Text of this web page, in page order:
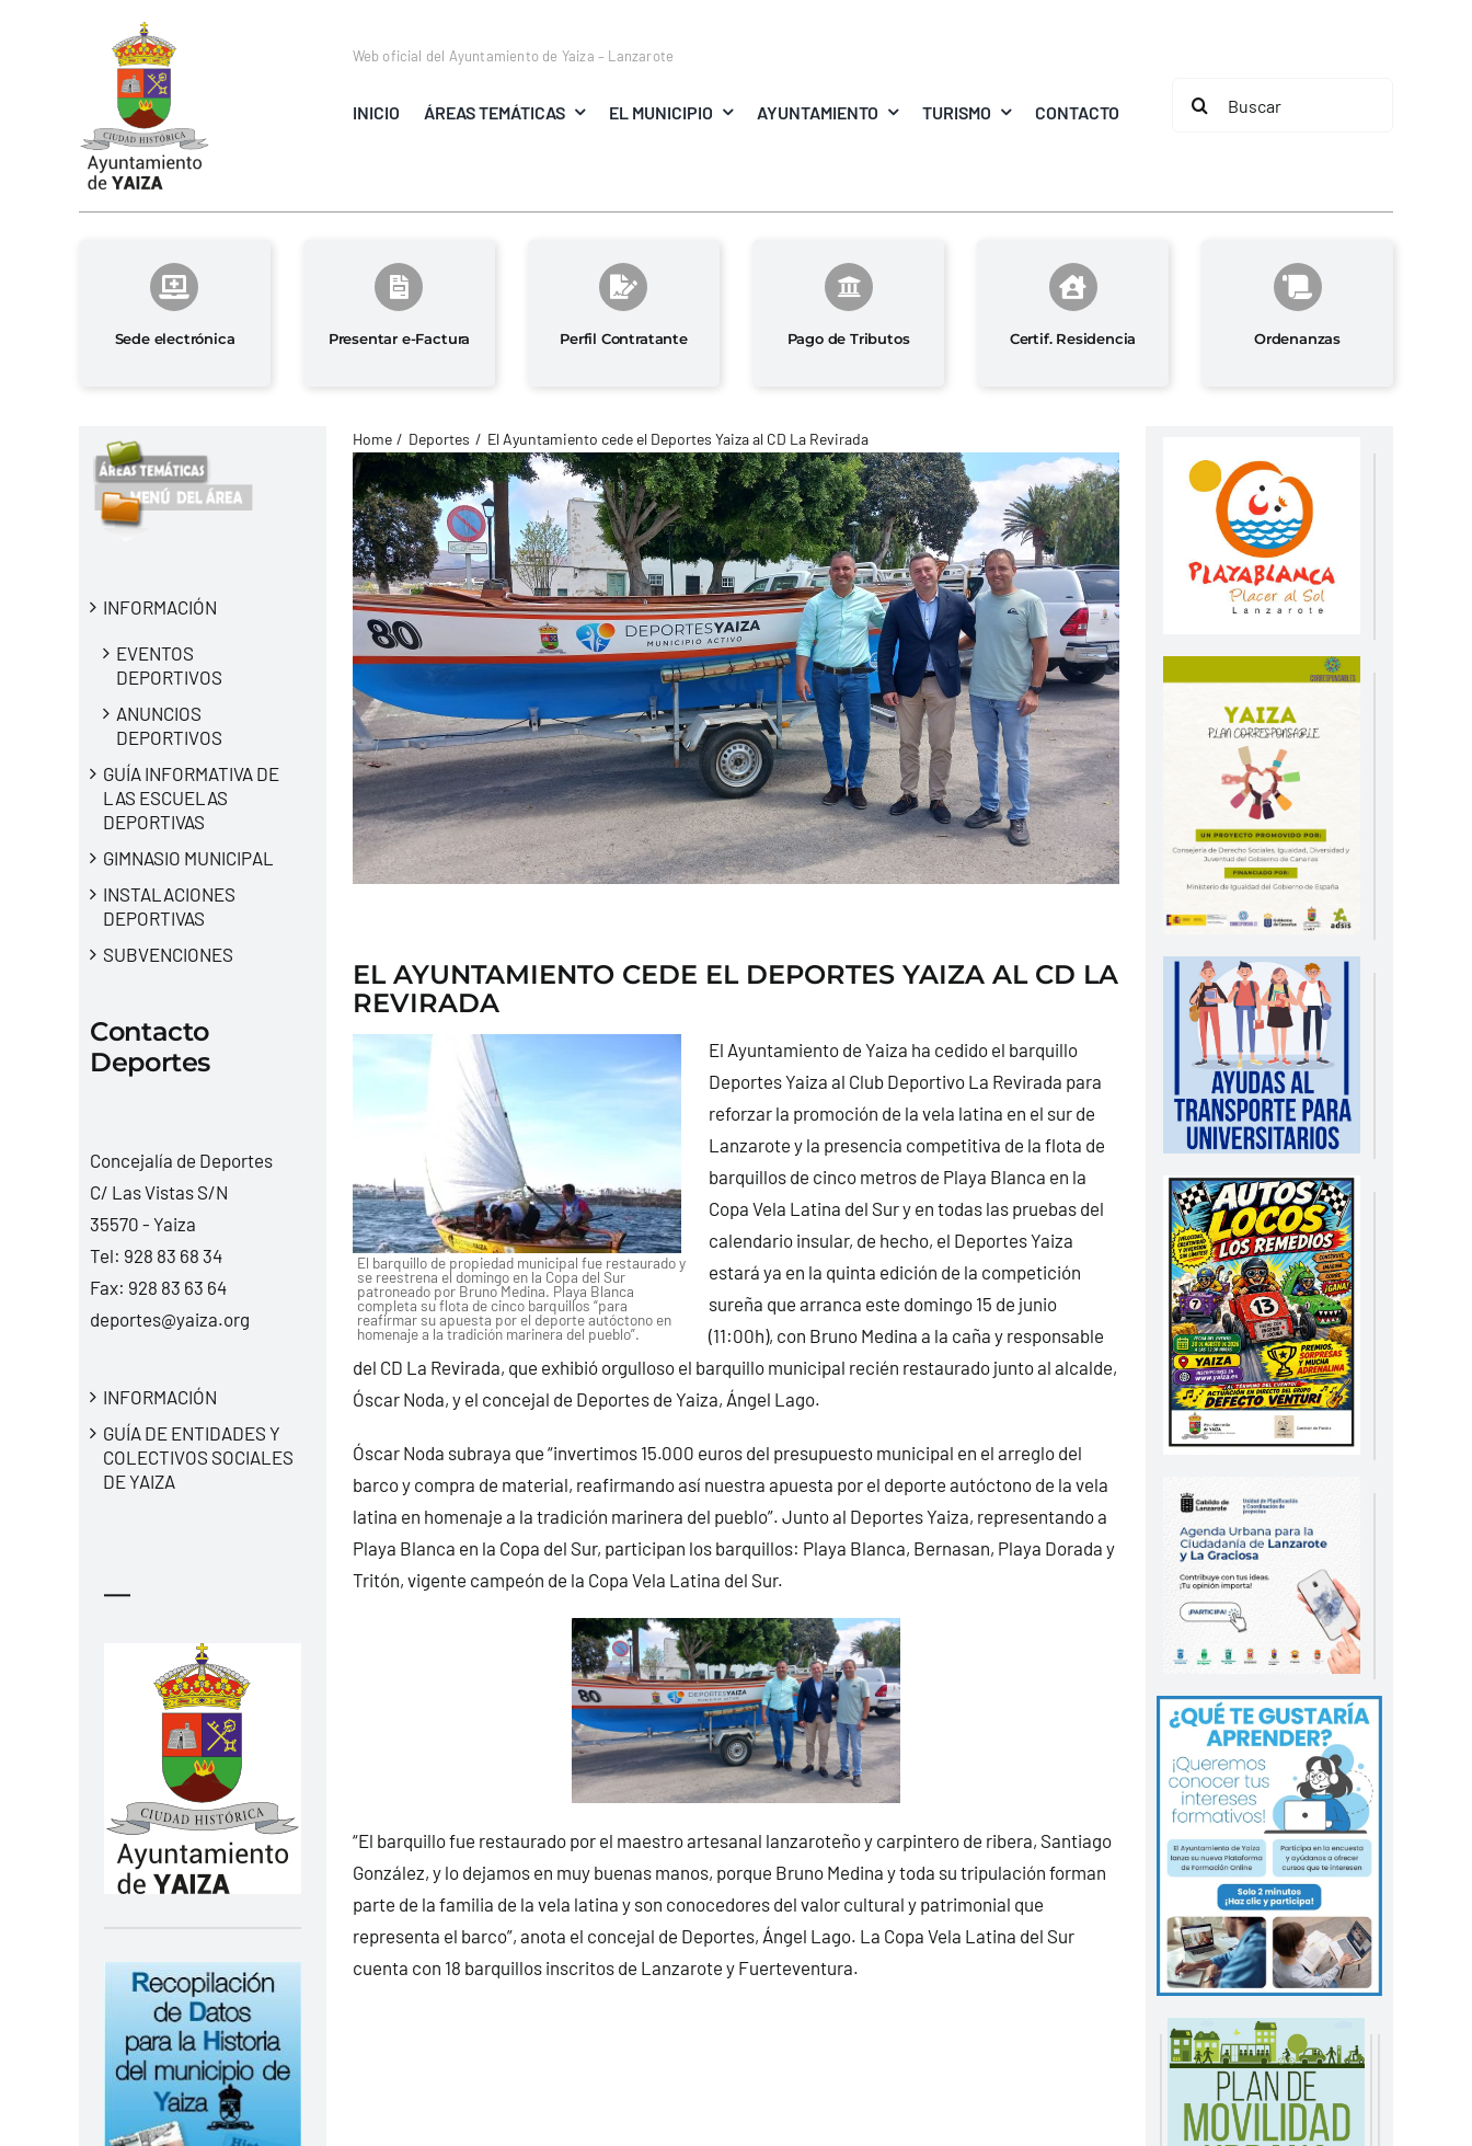
Web oficial del Ayuntamiento de Yaiza – Lanzarote
INICIO ÁREAS TEMÁTICAS EL MUNICIPIO AYUNTAMIENTO TURISMO CONTACTO
Buscar:
Sede electrónica Presentar e-Factura Perfil Contratante Pago de Tributos Certif. Residencia Ordenanzas
INFORMACIÓN
EVENTOS
DEPORTIVOS
ANUNCIOS
DEPORTIVOS
GUÍA INFORMATIVA DE
LAS ESCUELAS
DEPORTIVAS
GIMNASIO MUNICIPAL
INSTALACIONES
DEPORTIVAS
SUBVENCIONES
Contacto
Deportes
Concejalía de Deportes
C/ Las Vistas S/N
35570 - Yaiza
Tel: 928 83 68 34
Fax: 928 83 63 64
deportes@yaiza.org
INFORMACIÓN
GUÍA DE ENTIDADES Y
COLECTIVOS SOCIALES
DE YAIZA
—
Home Deportes El Ayuntamiento cede el Deportes Yaiza al CD La Revirada
EL AYUNTAMIENTO CEDE EL DEPORTES YAIZA AL CD LA
REVIRADA
El barquillo de propiedad municipal fue restaurado y
se reestrena el domingo en la Copa del Sur
patroneado por Bruno Medina. Playa Blanca
completa su flota de cinco barquillos “para
reafirmar su apuesta por el deporte autóctono en
homenaje a la tradición marinera del pueblo”.
El Ayuntamiento de Yaiza ha cedido el barquillo
Deportes Yaiza al Club Deportivo La Revirada para
reforzar la promoción de la vela latina en el sur de
Lanzarote y la presencia competitiva de la flota de
barquillos de cinco metros de Playa Blanca en la
Copa Vela Latina del Sur y en todas las pruebas del
calendario insular, de hecho, el Deportes Yaiza
estará ya en la quinta edición de la competición
sureña que arranca este domingo 15 de junio
(11:00h), con Bruno Medina a la caña y responsable
del CD La Revirada, que exhibió orgulloso el barquillo municipal recién restaurado junto al alcalde,
Óscar Noda, y el concejal de Deportes de Yaiza, Ángel Lago.
Óscar Noda subraya que “invertimos 15.000 euros del presupuesto municipal en el arreglo del
barco y compra de material, reafirmando así nuestra apuesta por el deporte autóctono de la vela
latina en homenaje a la tradición marinera del pueblo”. Junto al Deportes Yaiza, representando a
Playa Blanca en la Copa del Sur, participan los barquillos: Playa Blanca, Bernasan, Playa Dorada y
Tritón, vigente campeón de la Copa Vela Latina del Sur.
“El barquillo fue restaurado por el maestro artesanal lanzaroteño y carpintero de ribera, Santiago
González, y lo dejamos en muy buenas manos, porque Bruno Medina y toda su tripulación forman
parte de la familia de la vela latina y son conocedores del valor cultural y patrimonial que
representa el barco”, anota el concejal de Deportes, Ángel Lago. La Copa Vela Latina del Sur
cuenta con 18 barquillos inscritos de Lanzarote y Fuerteventura.